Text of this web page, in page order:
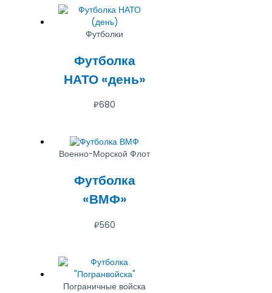
Футболки
Футболка
НАТО «день»
₽680
Военно-Морской Флот
Футболка
«ВМФ»
₽560
Пограничные войска